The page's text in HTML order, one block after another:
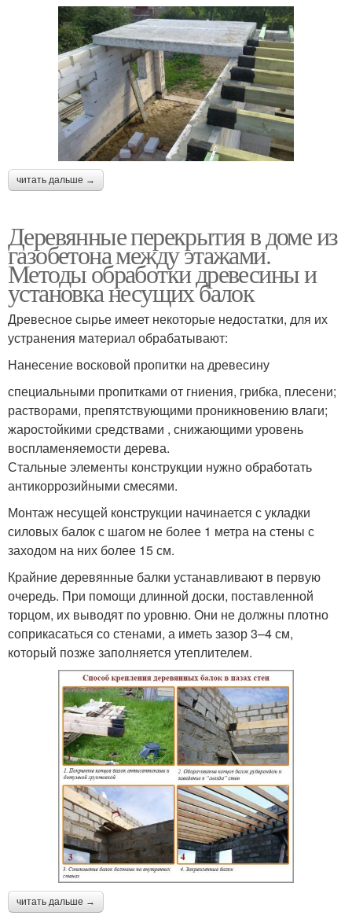
читать дальше →
Деревянные перекрытия в доме из
газобетона между этажами.
Методы обработки древесины и
установка несущих балок
Древесное сырье имеет некоторые недостатки, для их
устранения материал обрабатывают:
Нанесение восковой пропитки на древесину
специальными пропитками от гниения, грибка, плесени;
растворами, препятствующими проникновению влаги;
жаростойкими средствами , снижающими уровень
воспламеняемости дерева.
Стальные элементы конструкции нужно обработать
антикоррозийными смесями.
Монтаж несущей конструкции начинается с укладки
силовых балок с шагом не более 1 метра на стены с
заходом на них более 15 см.
Крайние деревянные балки устанавливают в первую
очередь. При помощи длинной доски, поставленной
торцом, их выводят по уровню. Они не должны плотно
соприкасаться со стенами, а иметь зазор 3–4 см,
который позже заполняется утеплителем.
читать дальше →